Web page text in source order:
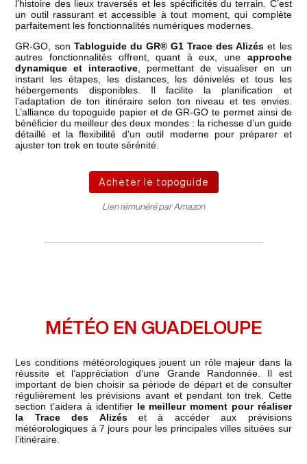
l’histoire des lieux traversés et les spécificités du terrain. C’est
un outil rassurant et accessible à tout moment, qui complète
parfaitement les fonctionnalités numériques modernes.
GR-GO, son Tabloguide du GR® G1 Trace des Alizés et les
autres fonctionnalités offrent, quant à eux, une approche
dynamique et interactive, permettant de visualiser en un
instant les étapes, les distances, les dénivelés et tous les
hébergements disponibles. Il facilite la planification et
l’adaptation de ton itinéraire selon ton niveau et tes envies.
L’alliance du topoguide papier et de GR-GO te permet ainsi de
bénéficier du meilleur des deux mondes : la richesse d’un guide
détaillé et la flexibilité d’un outil moderne pour préparer et
ajuster ton trek en toute sérénité.
Acheter le topoguide
Lien rémunéré par Amazon
MÉTÉO EN GUADELOUPE
Les conditions météorologiques jouent un rôle majeur dans la
réussite et l’appréciation d’une Grande Randonnée. Il est
important de bien choisir sa période de départ et de consulter
régulièrement les prévisions avant et pendant ton trek. Cette
section t’aidera à identifier le meilleur moment pour réaliser
la Trace des Alizéset à accéder aux prévisions
météorologiques à 7 jours pour les principales villes situées sur
l’itinéraire.